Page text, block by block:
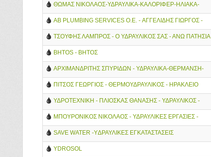
ΘΩΜΑΣ ΝΙΚΟΛΑΟΣ-ΥΔΡΑΥΛΙΚΑ-ΚΑΛΟΡΙΦΕΡ-ΗΛΙΑΚΑ-
ΑΠΟΦΡΑΞΕΙΣ-ΠΑΤΗΣΙΑ
ΑΒ PLUMBING SERVICES O.E. - ΑΓΓΕΛΙΔΗΣ ΓΙΩΡΓΟΣ -
ΒΟΓΙΑΤΖΗΣ ΠΕΤΡΟΣ O.E.
ΤΣΟΥΦΗΣ ΛΑΜΠΡΟΣ - Ο ΥΔΡΑΥΛΙΚΟΣ ΣΑΣ - ΑΝΩ ΠΑΤΗΣΙΑ
BHTOS - ΒΗΤΟΣ
ΑΡΧΙΜΑΝΔΡΙΤΗΣ ΣΠΥΡΙΔΩΝ - ΥΔΡΑΥΛΙΚΑ-ΘΕΡΜΑΝΣΗ-
ΑΠΟΦΡΑΞΕΙΣ - ΑΘΗΝΑ
ΠΙΤΣΟΣ ΓΕΩΡΓΙΟΣ - ΘΕΡΜΟΥΔΡΑΥΛΙΚΟΣ - ΗΡΑΚΛΕΙΟ
ΚΡΗΤΗΣ
ΥΔΡΟΤΕΧΝΙΚΗ - ΠΛΙΟΣΚΑΣ ΘΑΝΑΣΗΣ - ΥΔΡΑΥΛΙΚΟΣ -
ΘΕΣΣΑΛΟΝΙΚΗ
ΜΠΟΥΡΟΝΙΚΟΣ ΝΙΚΟΛΑΟΣ - ΥΔΡΑΥΛΙΚΕΣ ΕΡΓΑΣΙΕΣ -
ΚΛΙΜΑΤΙΣΜΟΣ - ΛΑΡΙΣΑ
SAVE WATER -YΔΡΑΥΛΙΚΕΣ ΕΓΚΑΤΑΣΤΑΣΕΙΣ
YDROSOL